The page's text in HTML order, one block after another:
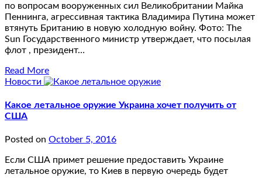
по вопросам вооруженных сил Великобритании Майка
Пеннинга, агрессивная тактика Владимира Путина может
втянуть Британию в новую холодную войну. Фото: The
Sun Государственного министр утверждает, что посылая
флот , президент…
Read More
Новости
Какое летальное оружие Украина хочет получить от
США
Posted on October 5, 2016
Если США примет решение предоставить Украине
летальное оружие, то Киев в первую очередь будет